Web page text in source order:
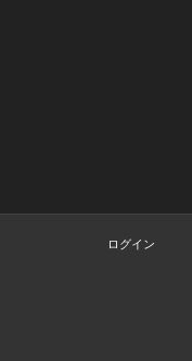
ログイン